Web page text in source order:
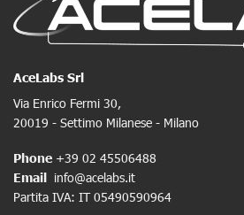
AceLabs Srl
Via Enrico Fermi 30,
20019 - Settimo Milanese - Milano
Phone +39 02 45506488
Email info@acelabs.it
Partita IVA: IT 05490590964